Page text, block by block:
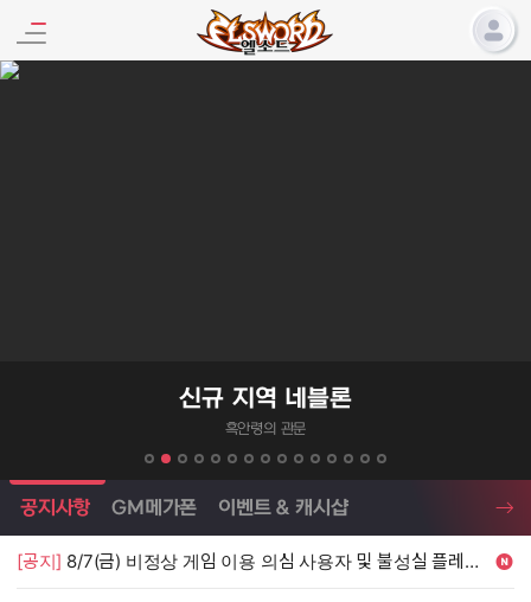
엘소드 프로모션
신규 지역 네블론
흑안령의 관문
엘소드 소식
공지사항 GM메가폰 이벤트 & 캐시샵
[공지] 8/7(금) 비정상 게임 이용 의심 사용자 및 불성실 플레이 단속 안내